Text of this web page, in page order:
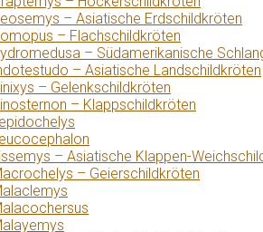
– Asiatische Erdschildkröten
– Flachschildkröten
– Südamerikanische
– Asiatische Landschildkröten
– Gelenkschildkröten
– Klappschildkröten
– Asiatische Klappen-
– Geierschildkröten